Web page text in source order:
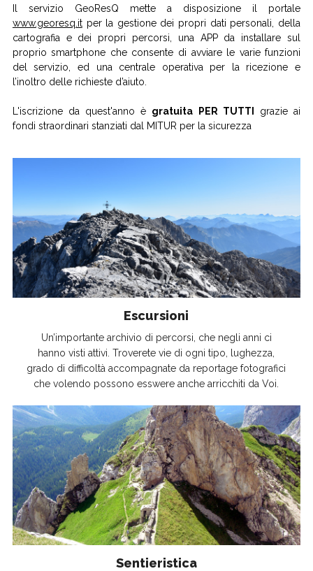
Il servizio GeoResQ mette a disposizione il portale
www.georesq.itper la gestione dei propri dati personali, della
cartografia e dei propri percorsi, una APP da installare sul
proprio smartphone che consente di avviare le varie funzioni
del servizio, ed una centrale operativa per la ricezione e
l’inoltro delle richieste d’aiuto.
L'iscrizione da quest'anno è gratuita PER TUTTI
grazie ai
fondi straordinari stanziati dal MITUR per la sicurezza
Escursioni
Un’importante archivio di percorsi, che negli anni ci
hanno visti attivi. Troverete vie di ogni tipo, lughezza,
grado di difficoltà accompagnate da reportage fotografici
che volendo possono esswere anche arricchiti da Voi.
Sentieristica